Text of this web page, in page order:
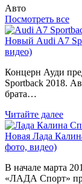
Авто
Посмотреть все
Новый Audi A7
видео)
Концерн Ауди
Sportback 2018.
брата…
Читайте далее
Новая Лада
фото, видео)
В начале марта
«ЛАДА Спорт»